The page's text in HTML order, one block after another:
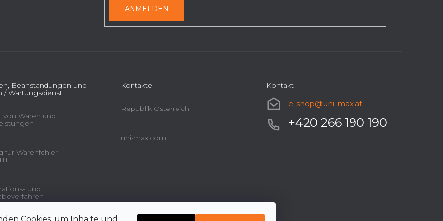
Cookies, um Inhalte und
ANMELDEN
Beanstandungen und
/ Wartungsdienst
von Waren und
für Warenfehler -
und
Kontakte
Republik Österreich
uni-max.com
Kontakt
e-shop@uni-max.at
+420 266 190 190